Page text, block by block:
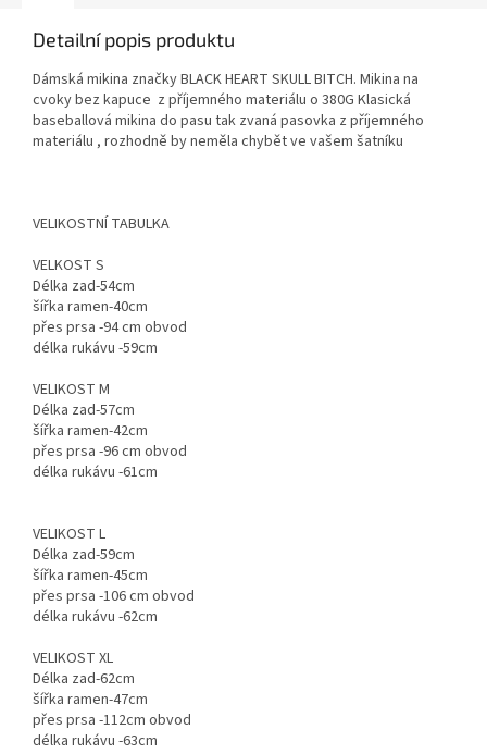
Detailní popis produktu
Dámská mikina značky BLACK HEART SKULL BITCH. Mikina na
cvoky bez kapuce z příjemného materiálu o 380G Klasická
baseballová mikina do pasu tak zvaná pasovka z příjemného
materiálu , rozhodně by neměla chybět ve vašem šatníku
VELIKOSTNÍ TABULKA
VELKOST S
Délka zad-54cm
šířka ramen-40cm
přes prsa -94 cm obvod
délka rukávu -59cm
VELIKOST M
Délka zad-57cm
šířka ramen-42cm
přes prsa -96 cm obvod
délka rukávu -61cm
VELIKOST L
Délka zad-59cm
šířka ramen-45cm
přes prsa -106 cm obvod
délka rukávu -62cm
VELIKOST XL
Délka zad-62cm
šířka ramen-47cm
přes prsa -112cm obvod
délka rukávu -63cm